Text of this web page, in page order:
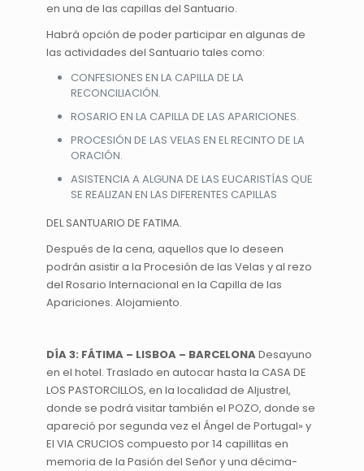
en una de las capillas del Santuario.
Habrá opción de poder participar en algunas de
las actividades del Santuario tales como:
CONFESIONES EN LA CAPILLA DE LA
RECONCILIACIÓN.
ROSARIO EN LA CAPILLA DE LAS APARICIONES.
PROCESIÓN DE LAS VELAS EN EL RECINTO DE LA
ORACIÓN.
ASISTENCIA A ALGUNA DE LAS EUCARISTÍAS QUE
SE REALIZAN EN LAS DIFERENTES CAPILLAS
DEL SANTUARIO DE FATIMA.
Después de la cena, aquellos que lo deseen
podrán asistir a la Procesión de las Velas y al rezo
del Rosario Internacional en la Capilla de las
Apariciones. Alojamiento.
DÍA 3: FÁTIMA – LISBOA – BARCELONADesayuno
en el hotel. Traslado en autocar hasta la CASA DE
LOS PASTORCILLOS, en la localidad de Aljustrel,
donde se podrá visitar también el POZO, donde se
apareció por segunda vez el Ángel de Portugal» y
El VIA CRUCIOS compuesto por 14 capillitas en
memoria de la Pasión del Señor y una décima-